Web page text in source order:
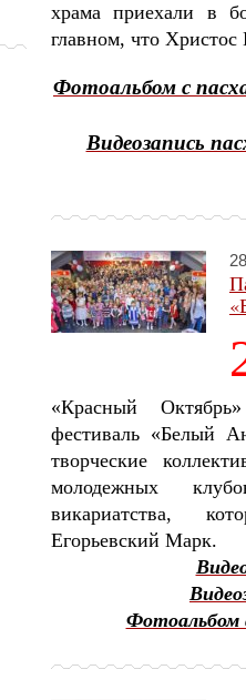
храма приехали в
главном, что Христос
Фотоальбом с
Видеозапись
«Красный
фестиваль «Белый
творческие
молодежных
викариатства,
Егорьевский Марк.
Фотоальбом